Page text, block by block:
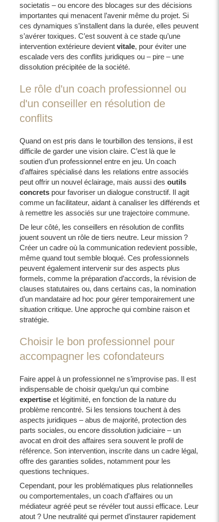
societatis – ou encore des blocages sur des décisions
importantes qui menacent l’avenir même du projet. Si
ces dynamiques s’installent dans la durée, elles peuvent
s’avérer toxiques. C’est souvent à ce stade qu’une
intervention extérieure devient vitale, pour éviter une
escalade vers des conflits juridiques ou – pire – une
dissolution précipitée de la société.
Le rôle d'un coach professionnel ou
d'un conseiller en résolution de
conflits
Quand on est pris dans le tourbillon des tensions, il est
difficile de garder une vision claire. C’est là que le
soutien d’un professionnel entre en jeu. Un coach
d'affaires spécialisé dans les relations entre associés
peut offrir un nouvel éclairage, mais aussi des outils
concrets pour favoriser un dialogue constructif. Il agit
comme un facilitateur, aidant à canaliser les différends et
à remettre les associés sur une trajectoire commune.
De leur côté, les conseillers en résolution de conflits
jouent souvent un rôle de tiers neutre. Leur mission ?
Créer un cadre où la communication redevient possible,
même quand tout semble bloqué. Ces professionnels
peuvent également intervenir sur des aspects plus
formels, comme la préparation d’accords, la révision de
clauses statutaires ou, dans certains cas, la nomination
d’un mandataire ad hoc pour gérer temporairement une
situation critique. Une approche qui combine raison et
stratégie.
Choisir le bon professionnel pour
accompagner les cofondateurs
Faire appel à un professionnel ne s’improvise pas. Il est
indispensable de choisir quelqu’un qui combine
expertise et légitimité, en fonction de la nature du
problème rencontré. Si les tensions touchent à des
aspects juridiques – abus de majorité, protection des
parts sociales, ou encore dissolution judiciaire – un
avocat en droit des affaires sera souvent le profil de
référence. Son intervention, inscrite dans un cadre légal,
offre des garanties solides, notamment pour les
questions techniques.
Cependant, pour les problématiques plus relationnelles
ou comportementales, un coach d’affaires ou un
médiateur agréé peut se révéler tout aussi efficace. Leur
atout ? Une neutralité qui permet d’instaurer rapidement